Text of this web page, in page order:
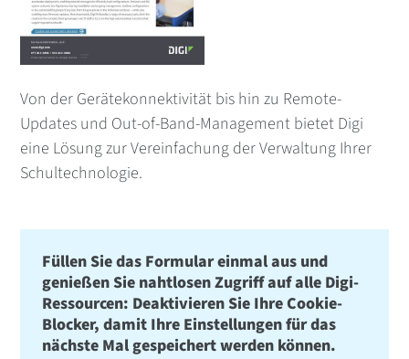
Von der Gerätekonnektivität bis hin zu Remote-
Updates und Out-of-Band-Management bietet Digi
eine Lösung zur Vereinfachung der Verwaltung Ihrer
Schultechnologie.
Füllen Sie das Formular einmal aus und
genießen Sie nahtlosen Zugriff auf alle Digi-
Ressourcen: Deaktivieren Sie Ihre Cookie-
Blocker, damit Ihre Einstellungen für das
nächste Mal gespeichert werden können.